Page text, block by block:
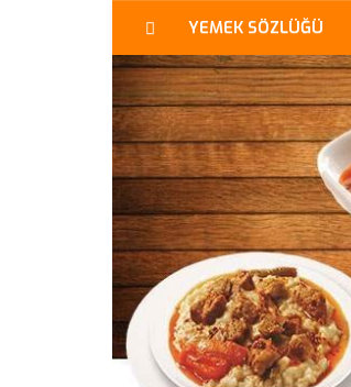
YEMEK SÖZLÜĞÜ